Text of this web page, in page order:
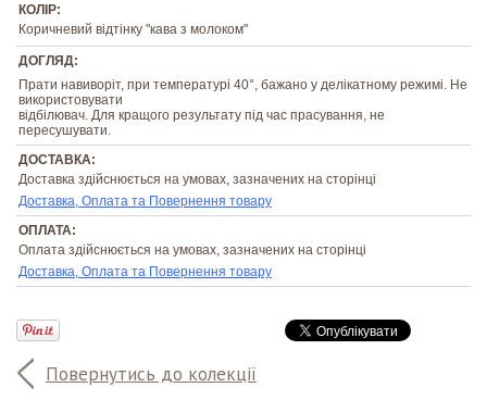
Повернутись до колекції
КОЛІР:
Коричневий відтінку "кава з молоком"
ДОГЛЯД:
Прати навиворіт, при температурі 40°, бажано у делікатному режимі. Не
використовувати
відбілювач. Для кращого результату під час прасування, не
пересушувати.
ДОСТАВКА:
Доставка здійснюється на умовах, зазначених на сторінці
Доставка, Оплата та Повернення товару
ОПЛАТА:
Оплата здійснюється на умовах, зазначених на сторінці
Доставка, Оплата та Повернення товару